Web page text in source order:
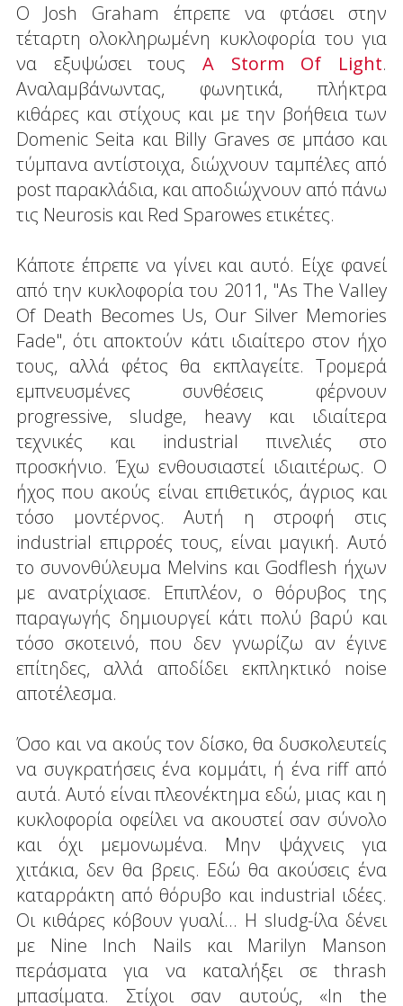
Ο Josh Graham έπρεπε να φτάσει στην
τέταρτη ολοκληρωμένη κυκλοφορία του για
να εξυψώσει τους A Storm Of Light.
Αναλαμβάνωντας, φωνητικά, πλήκτρα
κιθάρες και στίχους και με την βοήθεια των
Domenic Seita και Billy Graves σε μπάσο και
τύμπανα αντίστοιχα, διώχνουν ταμπέλες από
post παρακλάδια, και αποδιώχνουν από πάνω
τις Neurosis και Red Sparowes ετικέτες.
Κάποτε έπρεπε να γίνει και αυτό. Είχε φανεί
από την κυκλοφορία του 2011, "As The Valley
Of Death Becomes Us, Our Silver Memories
Fade", ότι αποκτούν κάτι ιδιαίτερο στον ήχο
τους, αλλά φέτος θα εκπλαγείτε. Τρομερά
εμπνευσμένες συνθέσεις φέρνουν
progressive, sludge, heavy και ιδιαίτερα
τεχνικές και industrial πινελιές στο
προσκήνιο. Έχω ενθουσιαστεί ιδιαιτέρως. Ο
ήχος που ακούς είναι επιθετικός, άγριος και
τόσο μοντέρνος. Αυτή η στροφή στις
industrial επιρροές τους, είναι μαγική. Αυτό
το συνονθύλευμα Melvins και Godflesh ήχων
με ανατρίχιασε. Επιπλέον, ο θόρυβος της
παραγωγής δημιουργεί κάτι πολύ βαρύ και
τόσο σκοτεινό, που δεν γνωρίζω αν έγινε
επίτηδες, αλλά αποδίδει εκπληκτικό noise
αποτέλεσμα.
Όσο και να ακούς τον δίσκο, θα δυσκολευτείς
να συγκρατήσεις ένα κομμάτι, ή ένα riff από
αυτά. Αυτό είναι πλεονέκτημα εδώ, μιας και η
κυκλοφορία οφείλει να ακουστεί σαν σύνολο
και όχι μεμονωμένα. Μην ψάχνεις για
χιτάκια, δεν θα βρεις. Εδώ θα ακούσεις ένα
καταρράκτη από θόρυβο και industrial ιδέες.
Οι κιθάρες κόβουν γυαλί... Η sludg-ίλα δένει
με Nine Inch Nails και Marilyn Manson
περάσματα για να καταλήξει σε thrash
μπασίματα. Στίχοι σαν αυτούς, «In the